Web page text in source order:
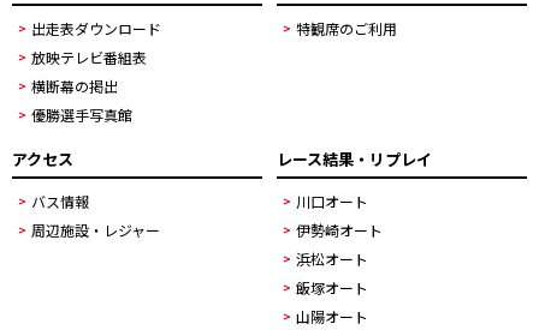
出走表ダウンロード
放映テレビ番組表
横断幕の掲出
優勝選手写真館
特観席のご利用
アクセス
バス情報
周辺施設・レジャー
レース結果・リプレイ
川口オート
伊勢崎オート
浜松オート
飯塚オート
山陽オート